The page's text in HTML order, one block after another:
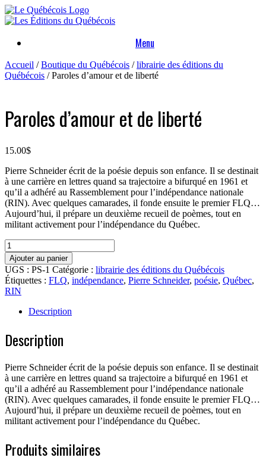
Skip
to
Menu
Accueil /Boutique du Québécois /librairie des éditions du
Québécois / Paroles d’amour et de liberté
Paroles d’amour et de liberté
15.00$
Pierre Schneider écrit de la poésie depuis son enfance. Il se destinait
à une carrière en lettres quand sa trajectoire a bifurqué en 1961 et
qu’il a adhéré au Rassemblement pour l’indépendance nationale
(RIN). Avec quelques camarades, il fonde ensuite le premier FLQ…
Aujourd’hui, il prépare un deuxième recueil de poèmes, tout en
militant activement pour l’indépendance du Québec.
quantité
de
Paroles
d'amour
et
de
liberté
Ajouter au panier
UGS : PS-1 Catégorie : librairie des éditions du Québécois
Étiquettes : FLQ, indépendance, Pierre Schneider, poésie, Québec,
RIN
Description
Description
Pierre Schneider écrit de la poésie depuis son enfance. Il se destinait
à une carrière en lettres quand sa trajectoire a bifurqué en 1961 et
qu’il a adhéré au Rassemblement pour l’indépendance nationale
(RIN). Avec quelques camarades, il fonde ensuite le premier FLQ…
Aujourd’hui, il prépare un deuxième recueil de poèmes, tout en
militant activement pour l’indépendance du Québec.
Produits similaires